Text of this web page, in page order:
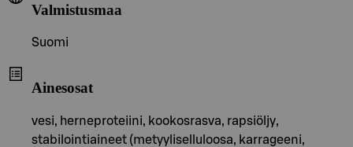
Valmistusmaa
Suomi
Ainesosat
vesi, herneproteiini, kookosrasva, rapsiöljy,
stabilointiaineet (metyyliselluloosa, karrageeni,